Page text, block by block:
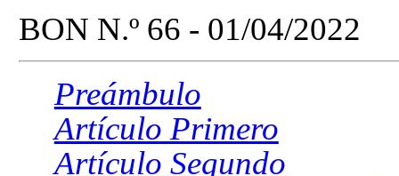
BON N.º 66 - 01/04/2022
Preámbulo
Artículo Primero
Artículo Segundo